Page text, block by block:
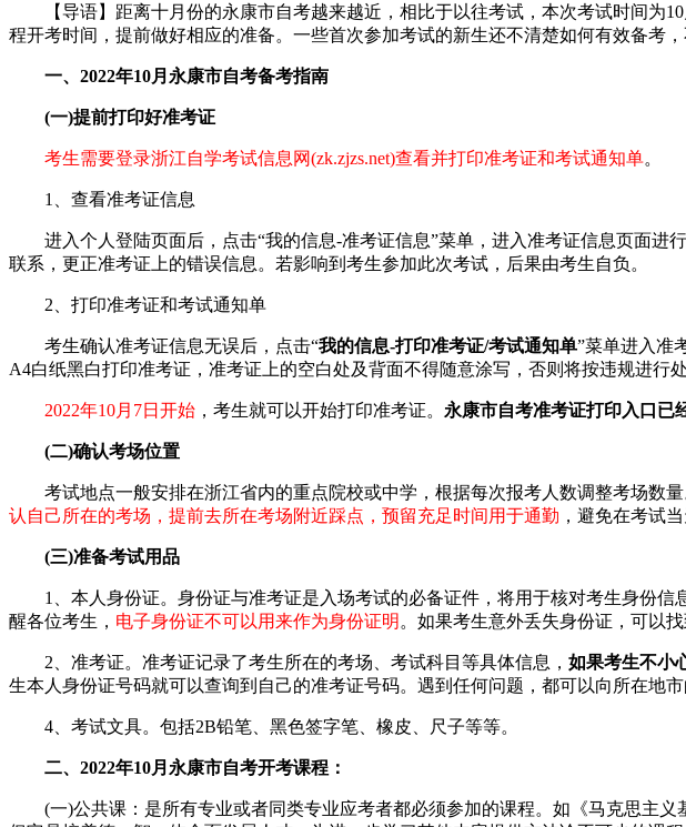
【导语】距离十月份的永康市自考越来越近，相比于以往考试，本次考试时间为10
程开考时间，提前做好相应的准备。一些首次参加考试的新生还不清楚如何有效备考
一、2022年10月永康市自考备考指南
(一)提前打印好准考证
考生需要登录浙江自学考试信息网(zk.zjzs.net)查看并打印准考证和考试通知单。
1、查看准考证信息
进入个人登陆页面后，点击“我的信息-准考证信息”菜单，进入准考证信息页面进行
联系，更正准考证上的错误信息。若影响到考生参加此次考试，后果由考生自负。
2、打印准考证和考试通知单
考生确认准考证信息无误后，点击“我的信息-打印准考证/考试通知单”菜单进入准
A4白纸黑白打印准考证，准考证上的空白处及背面不得随意涂写，否则将按违规进行处
2022年10月7日开始 ，考生就可以开始打印准考证。 永康市自考准考证打印入口已
(二)确认考场位置
考试地点一般安排在浙江省内的重点院校或中学，根据每次报考人数调整考场数量
认自己所在的考场，提前去所在考场附近踩点，预留充足时间用于通勤 ，避免在考试
(三)准备考试用品
1、本人身份证。身份证与准考证是入场考试的必备证件，将用于核对考生身份信
醒各位考生， 电子身份证不可以用来作为身份证明 。如果考生意外丢失身份证，可以
2、准考证。准考证记录了考生所在的考场、考试科目等具体信息， 如果考生不小
生本人身份证号码就可以查询到自己的准考证号码。遇到任何问题，都可以向所在地市
4、考试文具。包括2B铅笔、黑色签字笔、橡皮、尺子等等。
二、2022年10月永康市自考开考课程：
(一)公共课：是所有专业或者同类专业应考者都必须参加的课程。如《马克思主义